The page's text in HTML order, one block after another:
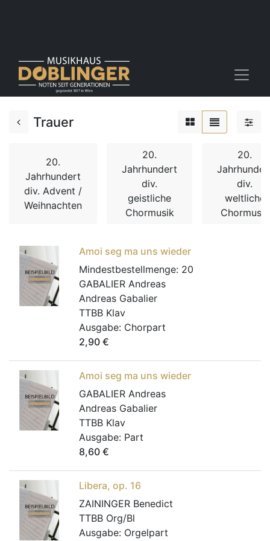
Trauer
20.
Jahrhundert
div. Advent /
Weihnachten
20.
Jahrhundert
div.
geistliche
Chormusik
20.
div.
weltliche
Chormusik
Amoi seg ma uns wieder
Mindestbestellmenge: 20
GABALIER Andreas
Andreas Gabalier
TTBB Klav
Ausgabe: Chorpart
2,90 €
Amoi seg ma uns wieder
GABALIER Andreas
Andreas Gabalier
TTBB Klav
Ausgabe: Part
8,60 €
Libera, op. 16
ZAININGER Benedict
TTBB Org/Bl
Ausgabe: Orgelpart